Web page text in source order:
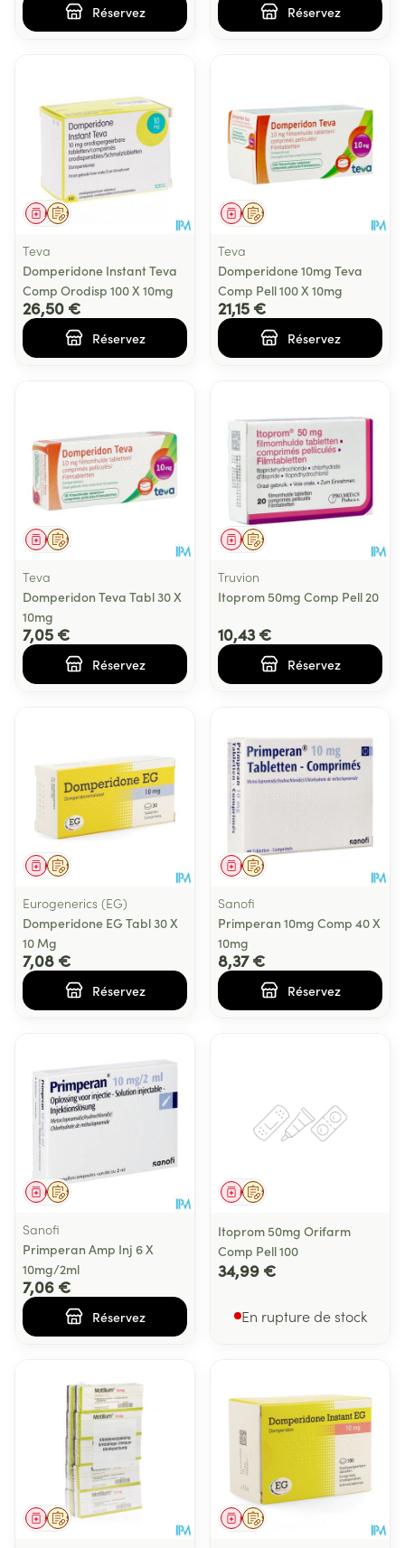
Réservez Réservez
Sur prescription
Médicament
Teva
Domperidone Instant Teva
Comp Orodisp 100 X 10mg
26,50 €
Réservez
Sur prescription
Médicament
Teva
Domperidone 10mg Teva
Comp Pell 100 X 10mg
21,15 €
Réservez
Sur prescription
Médicament
Teva
Domperidon Teva Tabl 30 X
10mg
7,05 €
Réservez
Sur prescription
Médicament
Truvion
Itoprom 50mg Comp Pell 20
10,43 €
Réservez
Sur prescription
Médicament
Eurogenerics (EG)
Domperidone EG Tabl 30 X
10 Mg
7,08 €
Réservez
Sur prescription
Médicament
Sanofi
Primperan 10mg Comp 40 X
10mg
8,37 €
Réservez
Sur prescription
Médicament
Sanofi
Primperan Amp Inj 6 X
10mg/2ml
7,06 €
Réservez
Sur prescription
Médicament
Itoprom 50mg Orifarm
Comp Pell 100
34,99 €
En rupture de stock
Sur prescription
Médicament Sur prescription
Médicament